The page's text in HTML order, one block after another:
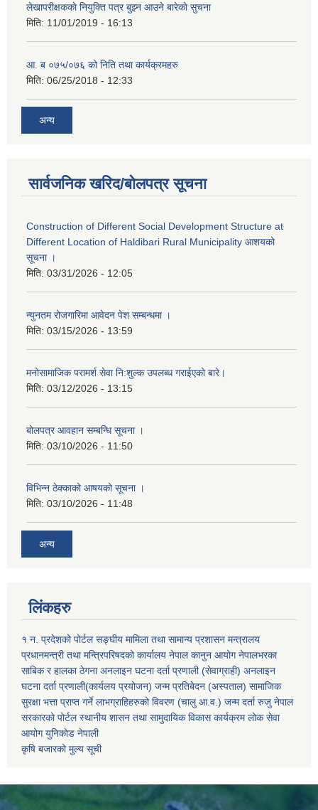
लेखापरीक्षककाे नियुक्ति पत्र बुझ्न आउने बारेकाे सुचना
मिति: 11/01/2019 - 16:13
आ. ब ०७५/०७६ को निति तथा कार्यक्रमहरु
मिति: 06/25/2018 - 12:33
अन्य
सार्वजनिक खरिद/बोलपत्र सूचना
Construction of Different Social Development Structure at
Different Location of Haldibari Rural Municipality आशयको
सूचना ।
मिति: 03/31/2026 - 12:05
न्युनतम रोजगारिमा आवेदन पेश सम्बन्धमा ।
मिति: 03/15/2026 - 13:59
मनोसामाजिक परामर्श सेवा नि:शुल्क उपलब्ध गराईएको बारे।
मिति: 03/12/2026 - 13:15
बोलपत्र आवहान सम्बन्धि सूचना ।
मिति: 03/10/2026 - 11:50
विभिन्न ठेक्काको आषयको सूचना ।
मिति: 03/10/2026 - 11:48
अन्य
लिंकहरु
१ न. प्रदेशको पोर्टल सङ्घीय मामिला तथा सामान्य प्रशासन मन्त्रालय
प्रधानमन्त्री तथा मन्त्रिपरिषदको कार्यालय नेपाल कानुन आयोग नेपालभरका
साबिक र हालका ठेगना अनलाइन घटना दर्ता प्रणाली (सेवाग्राही) अनलाइन
घटना दर्ता प्रणाली(कार्यलय प्रयोजन) जन्म प्रतिबेदन (अस्पताल) सामाजिक
सुरक्षा भत्ता प्राप्त गर्ने लाभग्राहिहरुको विवरण (चालु आ.व.) जन्म दर्ता रुजु नेपाल
सरकारको पोर्टल स्थानीय शासन तथा सामुदायिक विकास कार्यक्रम लोक सेवा
आयोग युनिकाेड नेपाली
कृषि बजारको मुल्य सूची